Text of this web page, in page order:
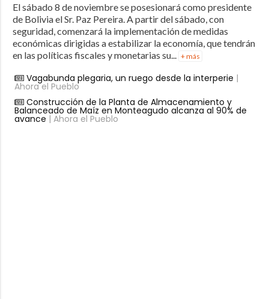
El sábado 8 de noviembre se posesionará como presidente
de Bolivia el Sr. Paz Pereira. A partir del sábado, con
seguridad, comenzará la implementación de medidas
económicas dirigidas a estabilizar la economía, que tendrán
en las políticas fiscales y monetarias su... + más
Vagabunda plegaria, un ruego desde la interperie |
Ahora el Pueblo
Construcción de la Planta de Almacenamiento y
Balanceado de Maíz en Monteagudo alcanza al 90% de
avance | Ahora el Pueblo